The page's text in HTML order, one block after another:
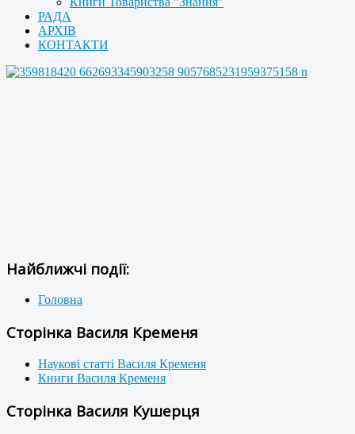
РАДА
АРХІВ
КОНТАКТИ
Найближчі події:
Головна
Сторінка Василя Кременя
Наукові статті Василя Кременя
Книги Василя Кременя
Сторінка Василя Кушерця